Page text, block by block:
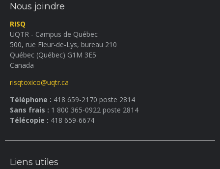
Nous joindre
RISQ
UQTR - Campus de Québec
500, rue Fleur-de-Lys, bureau 210
Québec (Québec) G1M 3E5
Canada
risqtoxico@uqtr.ca
Téléphone : 418 659-2170 poste 2814
Sans frais : 1 800 365-0922 poste 2814
Télécopie : 418 659-6674
Liens utiles